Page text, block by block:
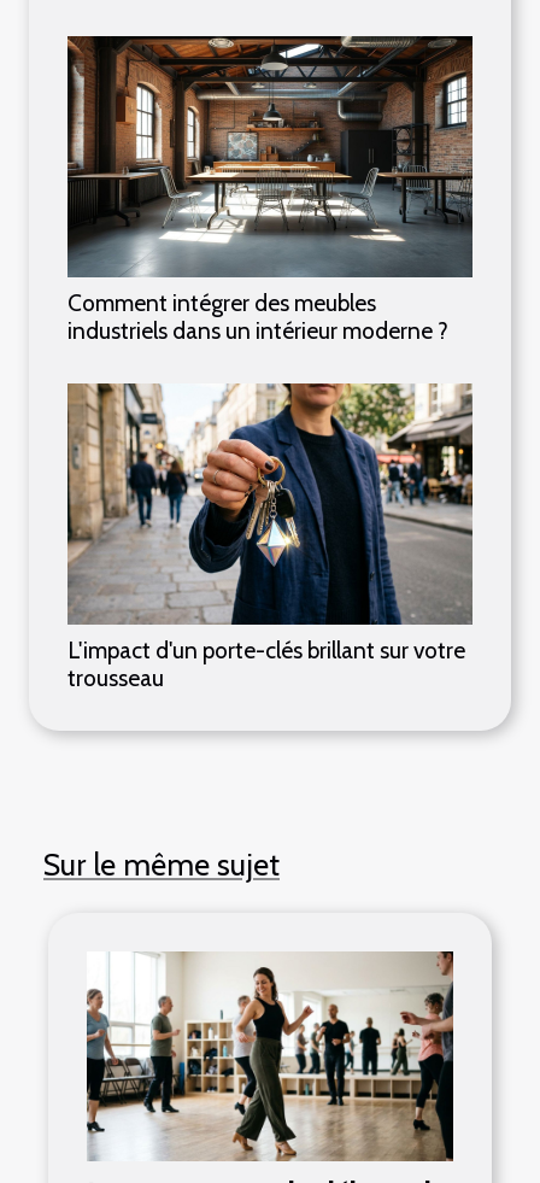
Comment intégrer des meubles
industriels dans un intérieur moderne ?
L'impact d'un porte-clés brillant sur votre
trousseau
Sur le même sujet